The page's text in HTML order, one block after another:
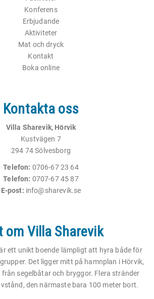
Konferens
Erbjudande
Aktiviteter
Mat och dryck
Kontakt
Boka online
Kontakta oss
Villa Sharevik, Hörvik
Kustvägen 7
294 74 Sölvesborg
Telefon: 0706-67 23 64
Telefon: 0707-67 45 87
E-post: info@sharevik.se
om Villa Sharevik
ett unikt boende lämpligt att hyra både för
Det ligger mitt på hamnplan i Hörvik,
från segelbåtar och bryggor. Flera stränder
den närmaste bara 100 meter bort.